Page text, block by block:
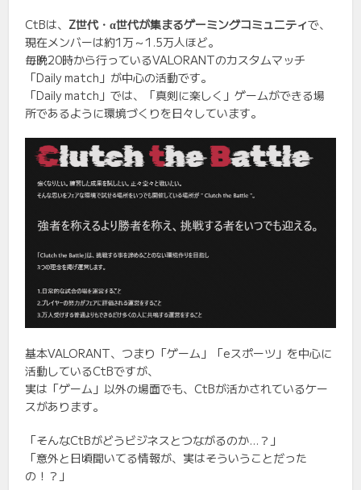
CtBは、 Z世代・α世代が集まるゲーミングコミュニティで、
現在メンバーは約1万～1.5万人ほど。
毎晩20時から行っているVALORANTのカスタムマッチ
「Daily match」が中心の活動です。
「Daily match」では、「真剣に楽しく」ゲームができる場
所であるように環境づくりを日々しています。
基本VALORANT、つまり「ゲーム」「eスポーツ」を中心に
活動しているCtBですが、
実は「ゲーム」以外の場面でも、CtBが活かされているケー
スがあります。
「そんなCtBがどうビジネスとつながるのか…？」
「意外と日頃聞いてる情報が、実はそういうことだった
の！？」